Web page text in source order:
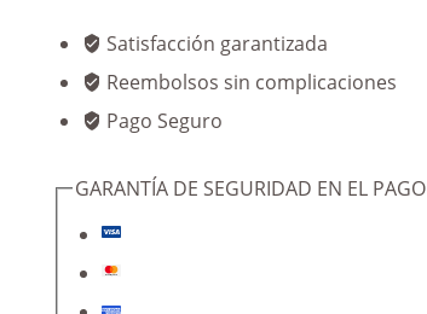
Satisfacción garantizada
Reembolsos sin complicaciones
Pago Seguro
GARANTÍA DE SEGURIDAD EN EL PAGO